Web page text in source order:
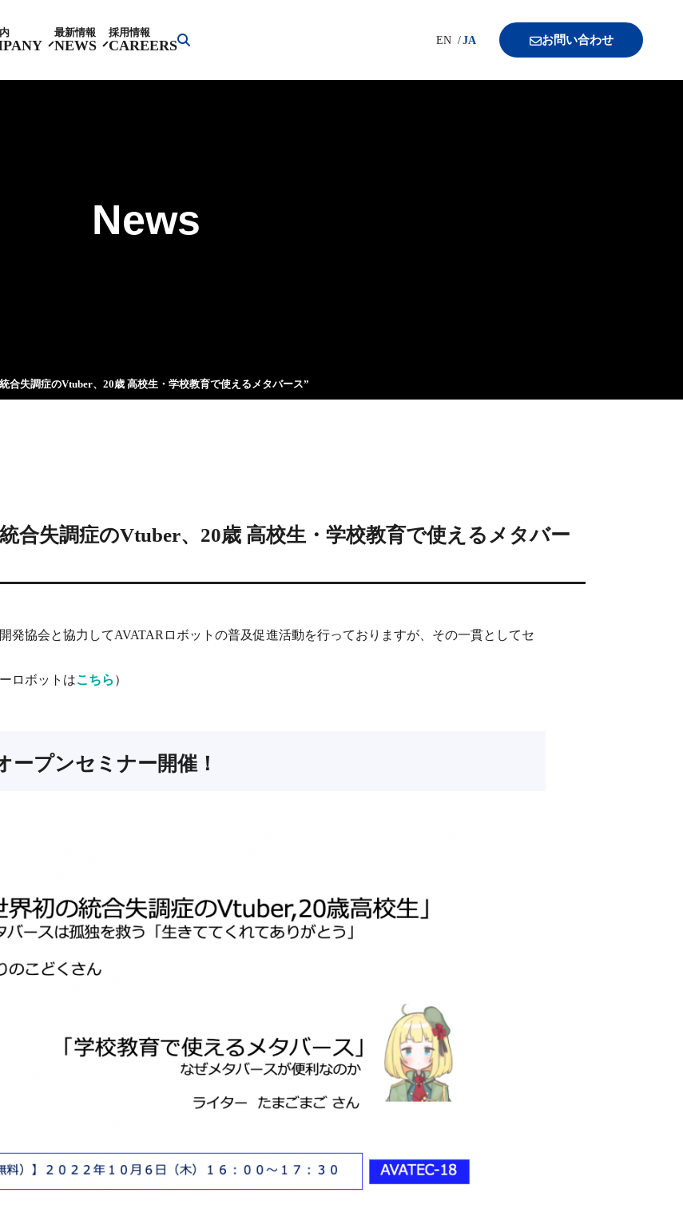
最新情報
NEWS
採用情報
CAREERS EN JA お問い合わせ
News
合失調症のVtuber、20歳 高校生・学校教育で使えるメタバース”
合失調症のVtuber、20歳 高校生・学校教育で使えるメタバー
発協会と協力してAVATARロボットの普及促進活動を行っておりますが、その一貫としてセ
ロボットはこちら ）
ープンセミナー開催！